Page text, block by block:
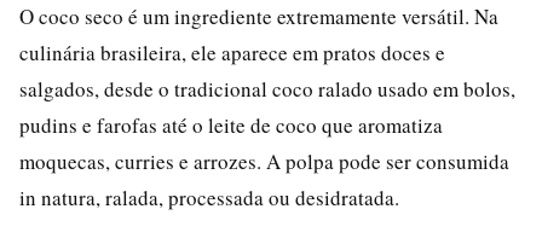
O coco seco é um ingrediente extremamente versátil. Na
culinária brasileira, ele aparece em pratos doces e
salgados, desde o tradicional coco ralado usado em bolos,
pudins e farofas até o leite de coco que aromatiza
moquecas, curries e arrozes. A polpa pode ser consumida
in natura, ralada, processada ou desidratada.